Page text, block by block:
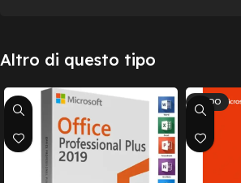
Altro di questo tipo
CALDO